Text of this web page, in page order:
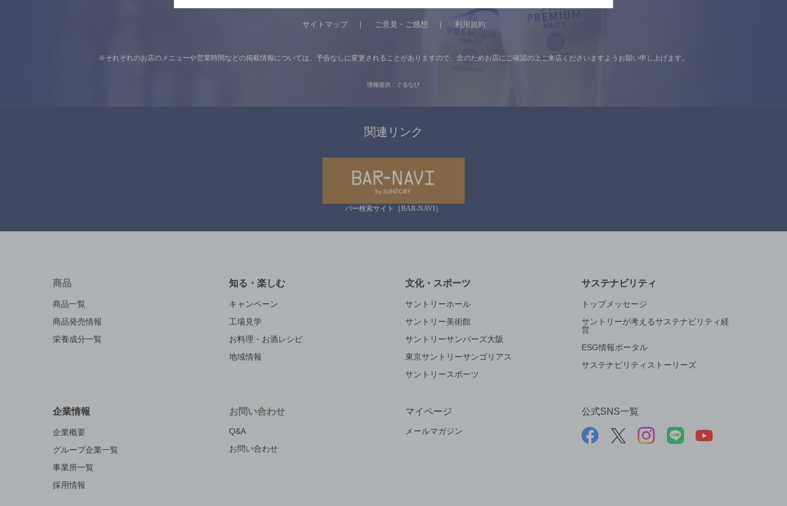
サイトマップ ご意見・ご感想 利用規約
※それぞれのお店のメニューや営業時間などの掲載情報については、 予告なしに変更されることがありますので、 念のためお店にご確認の上ご来店くださいますようお願い申し上げます。
情報提供：ぐるなび
関連リンク
バー検索サイト［BAR-NAVI］
商品
商品一覧
商品発売情報
栄養成分一覧
知る・楽しむ
キャンペーン
工場見学
お料理・お酒レシピ
地域情報
文化・スポーツ
サントリーホール
サントリー美術館
サントリーサンバーズ大阪
東京サントリーサンゴリアス
サントリースポーツ
サステナビリティ
トップメッセージ
サントリーが考えるサステナビリティ経
営
ESG情報ポータル
サステナビリティストーリーズ
企業情報
企業概要
グループ企業一覧
事業所一覧
採用情報
お問い合わせ
Q&A
お問い合わせ
マイページ
メールマガジン
公式SNS一覧